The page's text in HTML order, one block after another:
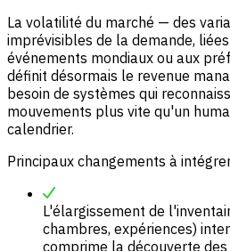
La volatilité du marché — des
imprévisibles de la demande,
événements mondiaux ou aux
définit désormais le revenue
besoin de systèmes qui
mouvements plus vite qu'un
calendrier.
Principaux changements à
L'élargissement de
chambres, expériences)
comprime la découverte des